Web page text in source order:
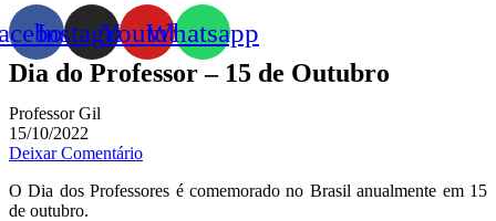
InstagramYoutubeWhatsapp
Dia do Professor – 15 de Outubro
Professor Gil
15/10/2022
Deixar Comentário
O Dia dos Professores é comemorado no Brasil anualmente em 15
de outubro.